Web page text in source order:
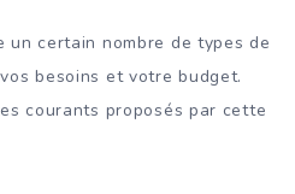
un certain nombre de types de
besoins et votre budget.
courants proposés par cette